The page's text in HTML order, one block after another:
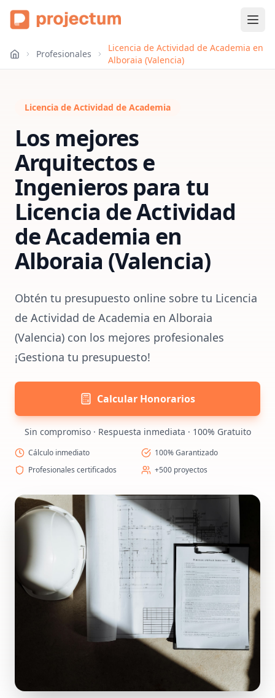
Profesionales
Licencia de Actividad de Academia en
Alboraia (Valencia)
Licencia de Actividad de Academia
Los mejores
Arquitectos e
Ingenieros para tu
Licencia de Actividad
de Academia en
Alboraia (Valencia)
Obtén tu presupuesto online sobre tu Licencia
de Actividad de Academia en Alboraia
(Valencia) con los mejores profesionales
¡Gestiona tu presupuesto!
Calcular Honorarios
Sin compromiso · Respuesta inmediata · 100% Gratuito
Cálculo inmediato
100% Garantizado
Profesionales certificados
+500 proyectos